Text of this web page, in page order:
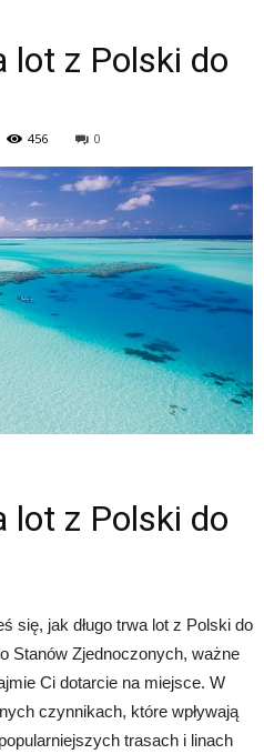
lot z Polski do
456 0
lot z Polski do
się, jak długo trwa lot z Polski do
Stanów Zjednoczonych, ważne
Ci dotarcie na miejsce. W
czynnikach, które wpływają
trasach i linach